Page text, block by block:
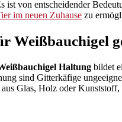
von entscheidender
im neuen Zuhause zu
Weißbauchigel
Haltung bildet
sind Gitterkäfige
Glas, Holz oder